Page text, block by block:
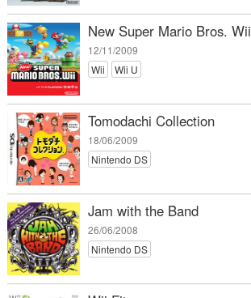
New Super Mario Bros. Wii
12/11/2009
Wii
Wii U
Tomodachi Collection
18/06/2009
Nintendo DS
Jam with the Band
26/06/2008
Nintendo DS